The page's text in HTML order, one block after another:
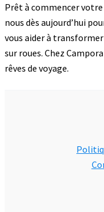
Prêt à commencer
nous dès aujourd’hui
vous aider à
sur roues. Chez
rêves de voyage.